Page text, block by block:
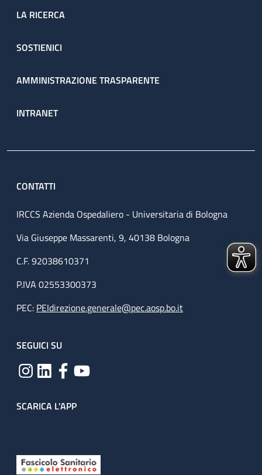
LA RICERCA
SOSTIENICI
AMMINISTRAZIONE TRASPARENTE
INTRANET
CONTATTI
IRCCS Azienda Ospedaliero - Universitaria di Bologna
Via Giuseppe Massarenti, 9, 40138 Bologna
C.F. 92038610371
P.IVA 02553300373
PEC: PEIdirezione.generale@pec.aosp.bo.it
SEGUICI SU
SCARICA L'APP